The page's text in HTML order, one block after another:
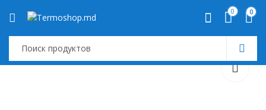
0 0